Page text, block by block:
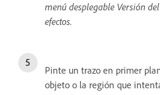
menú desplegable Versión
efectos.
Pinte un trazo en primer
objeto o la región que